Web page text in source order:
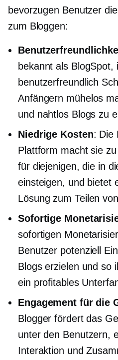
bevorzugen Benutzer
zum Bloggen:
bekannt als
benutzerfreundlich
Anfängern mühelos
und nahtlos Blogs zu
Niedrige Kosten: Die
Plattform macht sie
für diejenigen, die in
einsteigen, und bietet
Lösung zum Teilen
Sofortige
sofortigen
Benutzer potenziell
Blogs erzielen und so
ein profitables
Engagement für die
Blogger fördert das
unter den Benutzern,
Interaktion und